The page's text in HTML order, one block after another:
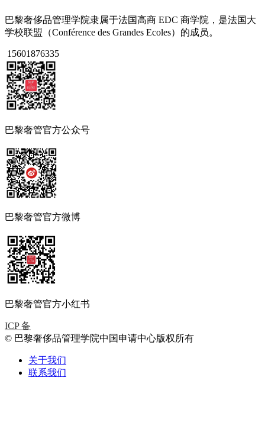
巴黎奢侈品管理学院隶属于法国高商 EDC 商学院，是法国大
学校联盟（Conférence des Grandes Ecoles）的成员。
15601876335
巴黎奢管官方公众号
巴黎奢管官方微博
巴黎奢管官方小红书
ICP 备
© 巴黎奢侈品管理学院中国申请中心版权所有
关于我们
联系我们